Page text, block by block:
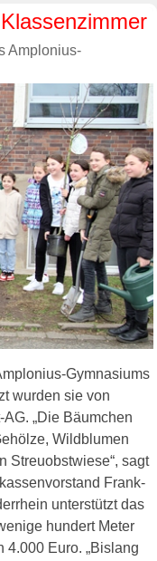
Amplonius-
Gymnasiums
wurden sie von
„Die Bäumchen
Wildblumen
Streuobstwiese“, sagt
Frank-
unterstützt das
hundert Meter
4.000 Euro. „Bislang